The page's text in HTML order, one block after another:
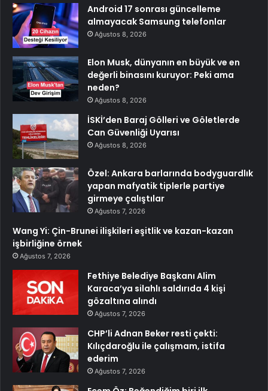
Android 17 sonrası güncelleme
almayacak Samsung telefonlar
Ağustos 8, 2026
Elon Musk, dünyanın en büyük ve en
değerli binasını kuruyor: Peki ama
neden?
Ağustos 8, 2026
İSKİ’den Baraj Gölleri ve Göletlerde
Can Güvenliği Uyarısı
Ağustos 8, 2026
Özel: Ankara barlarında bodyguardlık
yapan mafyatik tiplerle partiye
girmeye çalıştılar
Ağustos 7, 2026
Wang Yi: Çin-Brunei ilişkileri eşitlik ve kazan-kazan
işbirliğine örnek
Ağustos 7, 2026
Fethiye Belediye Başkanı Alim
Karaca’ya silahlı saldırıda 4 kişi
gözaltına alındı
Ağustos 7, 2026
CHP’li Adnan Beker resti çekti:
Kılıçdaroğlu ile çalışmam, istifa
ederim
Ağustos 7, 2026